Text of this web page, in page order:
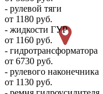
- рулевой тяги
от 1180 руб.
- жидкости ГУР
от 1160 руб.
- гидротрансформатора
от 6730 руб.
- рулевого наконечника
от 1130 руб.